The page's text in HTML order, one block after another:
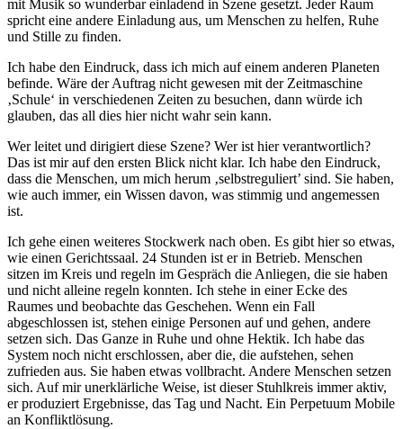
mit Musik so wunderbar einladend in Szene gesetzt. Jeder Raum
spricht eine andere Einladung aus, um Menschen zu helfen, Ruhe
und Stille zu finden.
Ich habe den Eindruck, dass ich mich auf einem anderen Planeten
befinde. Wäre der Auftrag nicht gewesen mit der Zeitmaschine
‚Schule‘ in verschiedenen Zeiten zu besuchen, dann würde ich
glauben, das all dies hier nicht wahr sein kann.
Wer leitet und dirigiert diese Szene? Wer ist hier verantwortlich?
Das ist mir auf den ersten Blick nicht klar. Ich habe den Eindruck,
dass die Menschen, um mich herum ‚selbstreguliert’ sind. Sie haben,
wie auch immer, ein Wissen davon, was stimmig und angemessen
ist.
Ich gehe einen weiteres Stockwerk nach oben. Es gibt hier so etwas,
wie einen Gerichtssaal. 24 Stunden ist er in Betrieb. Menschen
sitzen im Kreis und regeln im Gespräch die Anliegen, die sie haben
und nicht alleine regeln konnten. Ich stehe in einer Ecke des
Raumes und beobachte das Geschehen. Wenn ein Fall
abgeschlossen ist, stehen einige Personen auf und gehen, andere
setzen sich. Das Ganze in Ruhe und ohne Hektik. Ich habe das
System noch nicht erschlossen, aber die, die aufstehen, sehen
zufrieden aus. Sie haben etwas vollbracht. Andere Menschen setzen
sich. Auf mir unerklärliche Weise, ist dieser Stuhlkreis immer aktiv,
er produziert Ergebnisse, das Tag und Nacht. Ein Perpetuum Mobile
an Konfliktlösung.